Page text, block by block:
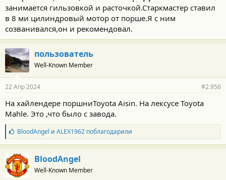
занимается гильзовкой и расточкой.Старкмастер ставил
в 8 ми цилиндровый мотор от порше.Я с ним
созванивался,он и рекомендовал.
пользователь
Well-Known Member
22 Апр 2024 #2.956
На хайлендере поршниToyota Aisin. На лексусе Toyota
Mahle. Это ,что было с завода.
Б
л
а
г
о
д
BloodAngel и ALEX1962поблагодарили
BloodAngel
Well-Known Member